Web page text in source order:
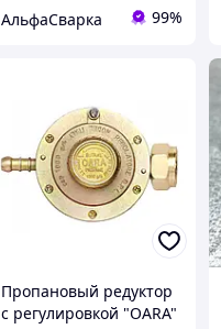
АльфаСварка 99%
Пропановый редуктор
с регулировкой "OARA"